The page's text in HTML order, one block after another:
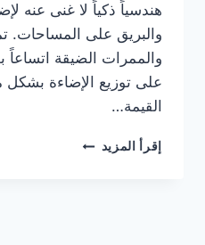
هندسياً ذكياً لا غنى عنه
والبريق على المساحات.
والممرات الضيقة
على توزيع الإضاءة بشكل
القيمة…
إقرأ المزيد تركيب